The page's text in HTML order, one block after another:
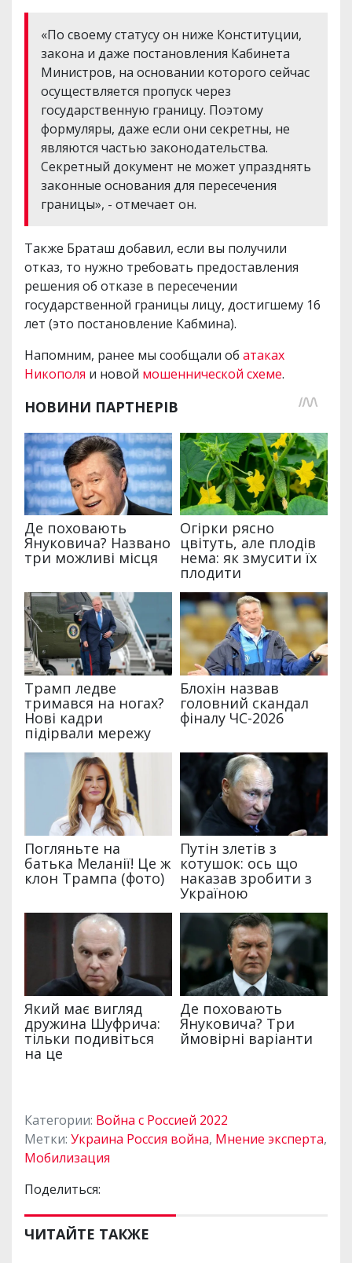
«По своему статусу он ниже Конституции,
закона и даже постановления Кабинета
Министров, на основании которого сейчас
осуществляется пропуск через
государственную границу. Поэтому
формуляры, даже если они секретны, не
являются частью законодательства.
Секретный документ не может упразднять
законные основания для пересечения
границы», - отмечает он.
Также Браташ добавил, если вы получили
отказ, то нужно требовать предоставления
решения об отказе в пересечении
государственной границы лицу, достигшему 16
лет (это постановление Кабмина).
Напомним, ранее мы сообщали об атаках
Никополя и новой мошеннической схеме.
Категории: Война с Россией 2022
Метки: Украина Россия война, Мнение эксперта,
Мобилизация
Поделиться:
ЧИТАЙТЕ ТАКЖЕ